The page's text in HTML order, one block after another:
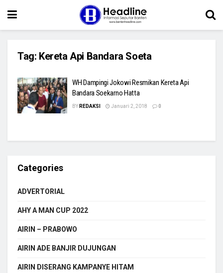
Tag: Kereta Api Bandara Soeta
WH Dampingi Jokowi Resmikan Kereta Api
Bandara Soekarno Hatta
BY REDAKSI Januari 2, 2018 0
Categories
ADVERTORIAL
AHY A MAN CUP 2022
AIRIN – PRABOWO
AIRIN ADE BANJIR DUJUNGAN
AIRIN DISERANG KAMPANYE HITAM